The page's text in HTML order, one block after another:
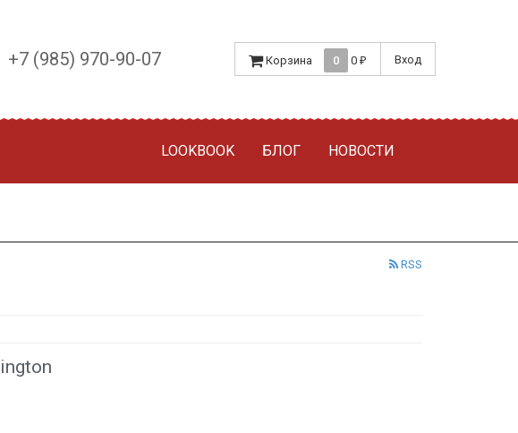
+7 (985) 970-90-07 Корзина 0 0 ₽ Вход
LOOKBOOK БЛОГ НОВОСТИ
RSS